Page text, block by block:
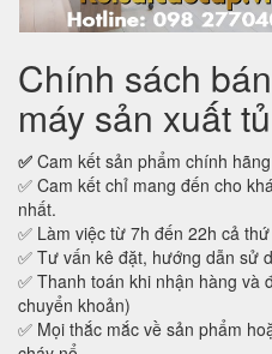
Chính sách
máy sản xuất
✅ Cam kết sản phẩm chính
✅ Cam kết chỉ mang đến cho
nhất.
✅ Làm việc từ 7h đến 22h cả
✅ Tư vấn kê đặt, hướng dẫn sử
✅ Thanh toán khi nhận hàng và
chuyển khoản)
✅ Mọi thắc mắc về sản phẩm